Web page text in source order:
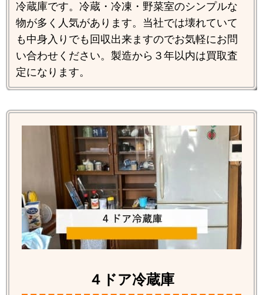
冷蔵庫です。冷蔵・冷凍・野菜室のシンプルな
物が多く人気があります。当社では壊れていて
も中身入りでも回収出来ますのでお気軽にお問
い合わせください。製造から３年以内は買取査
定になります。
４ドア冷蔵庫